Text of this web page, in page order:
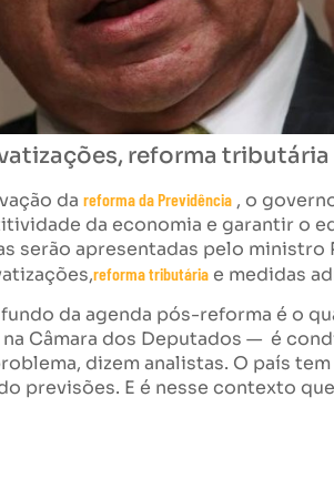
reforma
da reforma da Previdência , o
da economia e garantir o
serão apresentadas pelo ministro
reforma tributária e medidas
da agenda pós-reforma é o
Câmara dos Deputados — é
dizem analistas. O país
previsões. E é nesse contexto